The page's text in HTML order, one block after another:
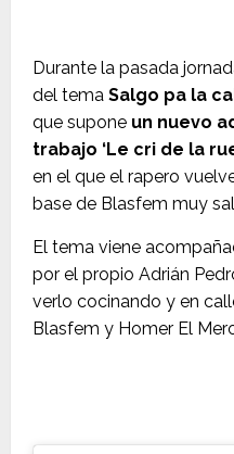
Durante la pasada
del tema Salgo pa la
que supone un nuevo
trabajo ‘Le cri de la
en el que el rapero
base de Blasfem muy
El tema viene
por el propio Adrián
verlo cocinando y en
Blasfem y Homer El